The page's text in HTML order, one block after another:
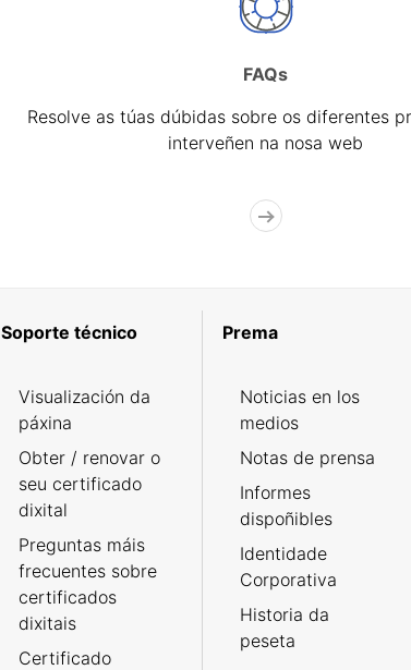
FAQs
Resolve as túas dúbidas sobre os diferentes
interveñen na nosa web
Soporte técnico
Visualización da
páxina
Obter / renovar o
seu certificado
dixital
Preguntas máis
frecuentes sobre
certificados
dixitais
Certificado
Prema
Noticias en los
medios
Notas de prensa
Informes
dispoñibles
Identidade
Corporativa
Historia da
peseta